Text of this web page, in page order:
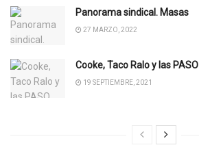
Panorama sindical. Masas
27 MARZO, 2022
Cooke, Taco Ralo y las PASO
19 SEPTIEMBRE, 2021